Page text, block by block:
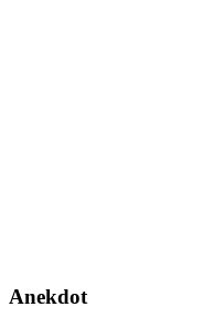
Anekdot